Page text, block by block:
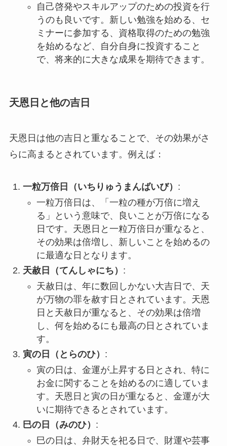
自己啓発やスキルアップのための投資を行
うのも良いです。新しい勉強を始める、セ
ミナーに参加する、資格取得のための勉強
を始めるなど、自分自身に投資すること
で、将来的に大きな成果を期待できます。
天恩日と他の吉日
天恩日は他の吉日と重なることで、その効果がさ
らに高まるとされています。例えば：
一粒万倍日（いちりゅうまんばいび） :
一粒万倍日は、「一粒の種が万倍に増え
る」という意味で、良いことが万倍になる
日です。天恩日と一粒万倍日が重なると、
その効果は倍増し、新しいことを始めるの
に最適な日となります。
天赦日（てんしゃにち） :
天赦日は、年に数回しかない大吉日で、天
が万物の罪を赦す日とされています。天恩
日と天赦日が重なると、その効果は倍増
し、何を始めるにも最高の日とされていま
す。
寅の日（とらのひ） :
寅の日は、金運が上昇する日とされ、特に
お金に関することを始めるのに適していま
す。天恩日と寅の日が重なると、金運が大
いに期待できるとされています。
巳の日（みのひ） :
巳の日は、弁財天を祀る日で、財運や芸事